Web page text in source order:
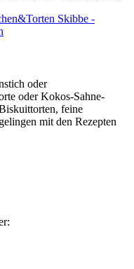
Skibbe -
oder
oder Kokos-Sahne-
feine
mit den Rezepten